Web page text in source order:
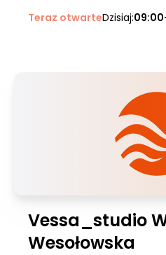
Teraz otwarteDzisiaj:
Vessa_studio
Wesołowska